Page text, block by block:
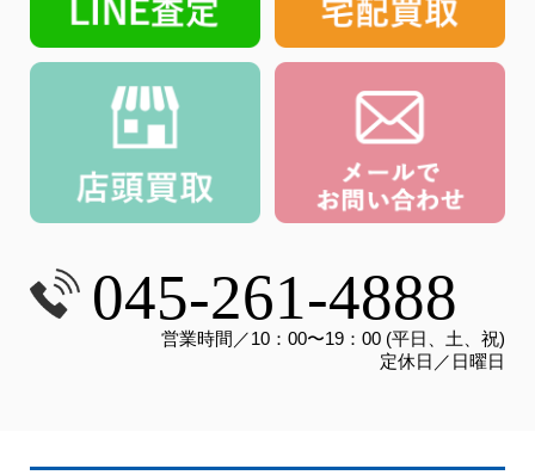
045-261-4888
営業時間／10：00〜19：00 (平日、土、祝)
定休日／日曜日